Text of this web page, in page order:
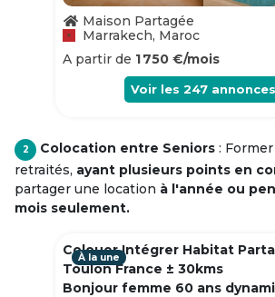
Maison Partagée
Marrakech, Maroc
A partir de 1 750 €/mois
Voir les 247 annonces
2 Colocation entre Seniors :
retraités, ayant plusieurs points en
partager une location à l'année ou
mois seulement.
Colouer Intégrer Habitat
Toulon France ± 30kms
Bonjour femme 60 ans
À la une